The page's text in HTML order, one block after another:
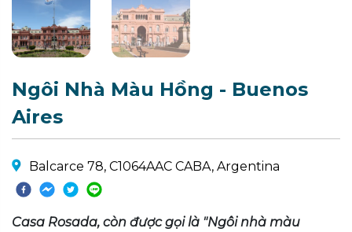
Ngôi Nhà Màu Hồng - Buenos
Aires
Balcarce 78, C1064AAC CABA, Argentina
Casa Rosada, còn được gọi là "Ngôi nhà màu